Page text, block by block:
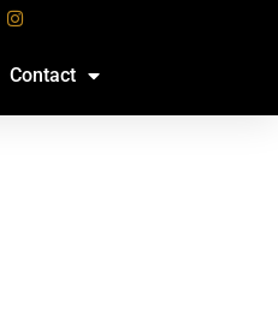
Contact